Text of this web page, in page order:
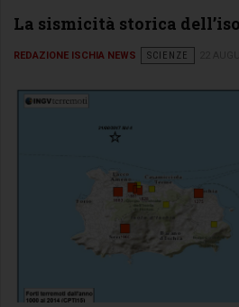
La sismicità storica
REDAZIONE ISCHIA NEWS SCIENZE